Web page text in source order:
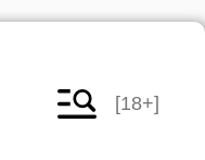
[18+]